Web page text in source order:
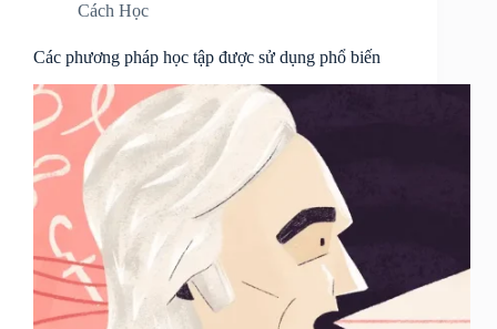
Cách Học
Các phương pháp học tập được sử dụng phổ biến